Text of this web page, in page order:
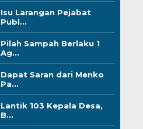
Isu Larangan Pejabat
Publ...
Pilah Sampah Berlaku 1
Ag...
Dapat Saran dari Menko
Pa...
Lantik 103 Kepala Desa,
B...